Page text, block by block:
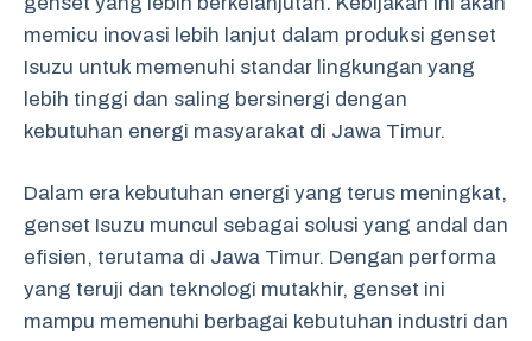
memicu inovasi lebih lanjut dalam produksi genset
Isuzu untuk memenuhi standar lingkungan yang
lebih tinggi dan saling bersinergi dengan
kebutuhan energi masyarakat di Jawa Timur.
Dalam era kebutuhan energi yang terus meningkat,
genset Isuzu muncul sebagai solusi yang andal dan
efisien, terutama di Jawa Timur. Dengan performa
yang teruji dan teknologi mutakhir, genset ini
mampu memenuhi berbagai kebutuhan industri dan